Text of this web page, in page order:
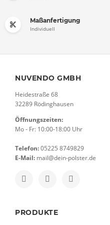
Maßanfertigung
Individuell
NUVENDO GMBH
Heidestraße 68
32289 Rödinghausen
Öffnungszeiten:
Mo - Fr: 10:00-18:00 Uhr
Telefon:05225 8749829
E-Mail: mail@dein-polster.de
PRODUKTE